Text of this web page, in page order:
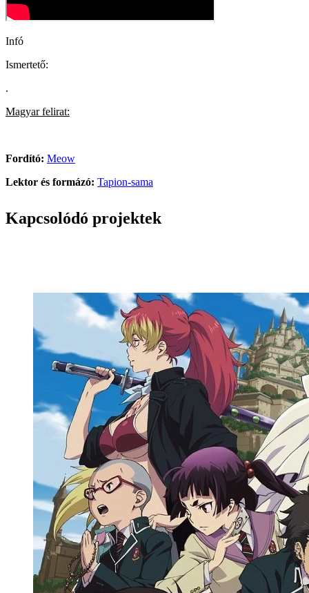
Infó
Ismertető:
.
Magyar felirat:
Fordító: Meow
Lektor és formázó: Tapion-sama
Kapcsolódó projektek